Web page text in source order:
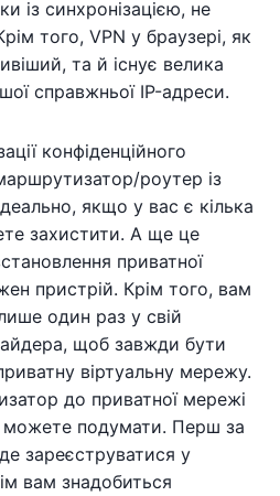
із синхронізацією, не
того, VPN у браузері, як
та й існує велика
справжньої IP-адреси.
конфіденційного
роутер із
якщо у вас є кілька
захистити. А ще це
приватної
пристрій. Крім того, вам
один раз у свій
щоб завжди бути
віртуальну мережу.
до приватної мережі
можете подумати. Перш за
зареєструватися у
вам знадобиться